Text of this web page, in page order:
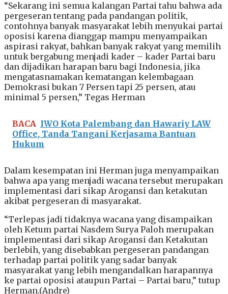
“Sekarang ini semua kalangan Partai tahu bahwa ada
pergeseran tentang pada pandangan politik,
contohnya banyak masyarakat lebih menyukai partai
oposisi karena dianggap mampu menyampaikan
aspirasi rakyat, bahkan banyak rakyat yang memilih
untuk bergabung menjadi kader – kader Partai baru
dan dijadikan harapan baru bagi Indonesia, jika
mengatasnamakan kematangan kelembagaan
Demokrasi bukan 7 Persen tapi 25 persen, atau
minimal 5 persen,” Tegas Herman
BACA IWO Kota Palembang dan Hawariy LAW
Office, Tanda Tangani Kerjasama Bantuan
Hukum
Dalam kesempatan ini Herman juga menyampaikan
bahwa apa yang menjadi wacana tersebut merupakan
implementasi dari sikap Arogansi dan ketakutan
akibat pergeseran di masyarakat.
“Terlepas jadi tidaknya wacana yang disampaikan
oleh Ketum partai Nasdem Surya Paloh merupakan
implementasi dari sikap Arogansi dan Ketakutan
berlebih, yang disebabkan pergeseran pandangan
terhadap partai politik yang sadar banyak
masyarakat yang lebih mengandalkan harapannya
ke partai oposisi ataupun Partai – Partai baru,” tutup
Herman.(Andre)